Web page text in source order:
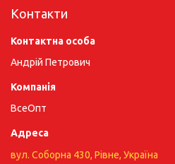
Контакти
Андрій Петрович
ВсеОпт
вул. Соборна 430, Рівне, Україна